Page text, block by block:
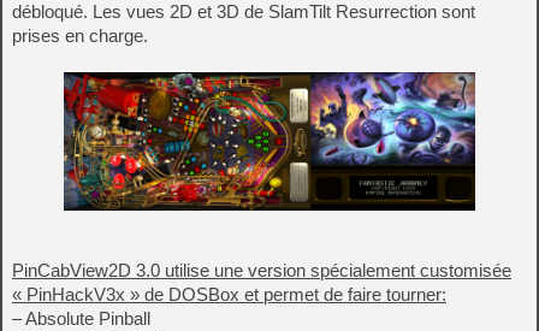
débloqué. Les vues 2D et 3D de SlamTilt Resurrection sont
prises en charge.
PinCabView2D 3.0 utilise une version spécialement customisée
« PinHackV3x » de DOSBox et permet de faire tourner:
– Absolute Pinball